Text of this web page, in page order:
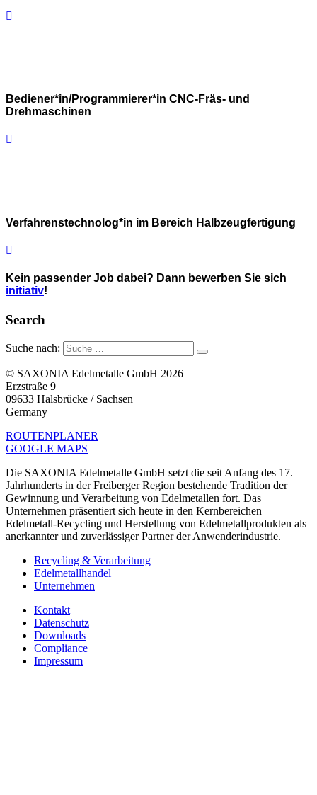
Bediener*in/Programmierer*in CNC-Fräs- und
Drehmaschinen
Verfahrenstechnolog*in im Bereich Halbzeugfertigung
Kein passender Job dabei? Dann bewerben Sie sich
initiativ!
Search
Suche nach:
© SAXONIA Edelmetalle GmbH 2026
Erzstraße 9
09633 Halsbrücke / Sachsen
Germany
ROUTENPLANER
GOOGLE MAPS
Die SAXONIA Edelmetalle GmbH setzt die seit Anfang des 17.
Jahrhunderts in der Freiberger Region bestehende Tradition der
Gewinnung und Verarbeitung von Edelmetallen fort. Das
Unternehmen präsentiert sich heute in den Kernbereichen
Edelmetall-Recycling und Herstellung von Edelmetallprodukten als
anerkannter und zuverlässiger Partner der Anwenderindustrie.
Recycling & Verarbeitung
Edelmetallhandel
Unternehmen
Kontakt
Datenschutz
Downloads
Compliance
Impressum